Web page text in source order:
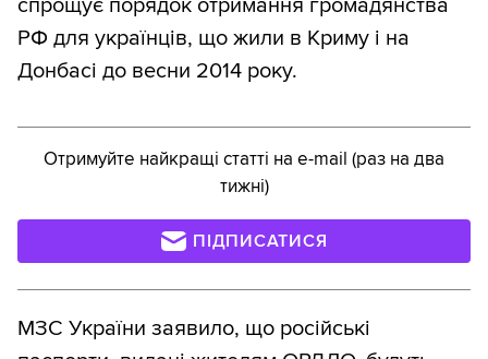
спрощує порядок отримання громадянства
РФ для українців, що жили в Криму і на
Донбасі до весни 2014 року.
Отримуйте найкращі статті на e-mail (раз на два
тижні)
ПІДПИСАТИСЯ
МЗС України заявило, що російські